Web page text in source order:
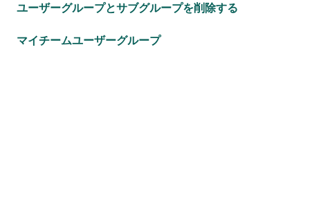
ユーザーグループとサブグループを削除する
マイチームユーザーグループ